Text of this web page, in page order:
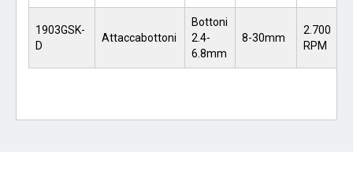
1903GSK-
D
Attaccabottoni
Bottoni
2.4-
6.8mm
8-30mm
2.700
RPM